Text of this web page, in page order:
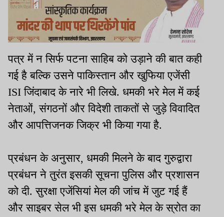
पत्र में न सिर्फ पटना साहिब को उड़ाने की बात कही
गई है बल्कि उसने पाकिस्तान और खुफिया एजेंसी
ISI जिंदाबाद के नारे भी लिखे. धमकी भरे मेल में कई
नेताओं, संगठनों और विदेशी ताकतों से जुड़े विवादित
और आपत्तिजनक जिक्र भी किया गया है.
प्रबंधन के अनुसार, धमकी मिलने के बाद गुरुद्वारा
प्रबंधन ने तुरंत इसकी सूचना पुलिस और प्रशासन
को दी. सुरक्षा एजेंसियां मेल की जांच में जुट गई हैं
और साइबर सेल भी इस धमकी भरे मेल के स्रोत का